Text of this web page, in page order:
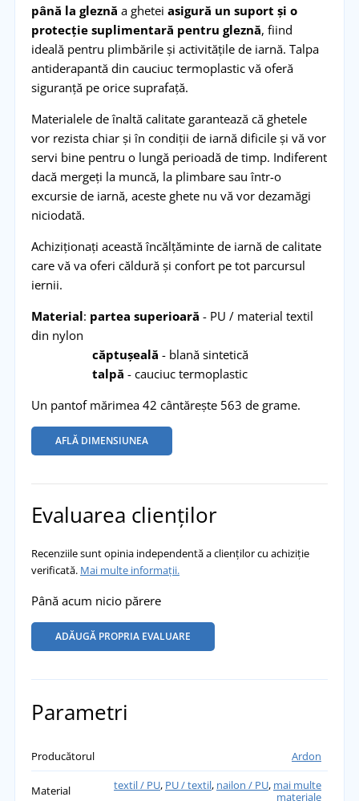
până la gleznă a ghetei asigură un suport și o
protecție suplimentară pentru gleznă, fiind
ideală pentru plimbările și activitățile de iarnă. Talpa
antiderapantă din cauciuc termoplastic vă oferă
siguranță pe orice suprafață.
Materialele de înaltă calitate garantează că ghetele
vor rezista chiar și în condiții de iarnă dificile și vă vor
servi bine pentru o lungă perioadă de timp. Indiferent
dacă mergeți la muncă, la plimbare sau într-o
excursie de iarnă, aceste ghete nu vă vor dezamăgi
niciodată.
Achiziționați această încălțăminte de iarnă de calitate
care vă va oferi căldură și confort pe tot parcursul
iernii.
Material: partea superioară - PU / material textil
din nylon
căptușeală - blană sintetică
talpă - cauciuc termoplastic
Un pantof mărimea 42 cântărește 563 de grame.
AFLĂ DIMENSIUNEA
Evaluarea clienților
Recenziile sunt opinia independentă a clienților cu achiziție
verificată. Mai multe informații.
Până acum nicio părere
ADĂUGĂ PROPRIA EVALUARE
Parametri
Producătorul Ardon
Material textil / PU, PU / textil, nailon / PU, mai multe
materiale